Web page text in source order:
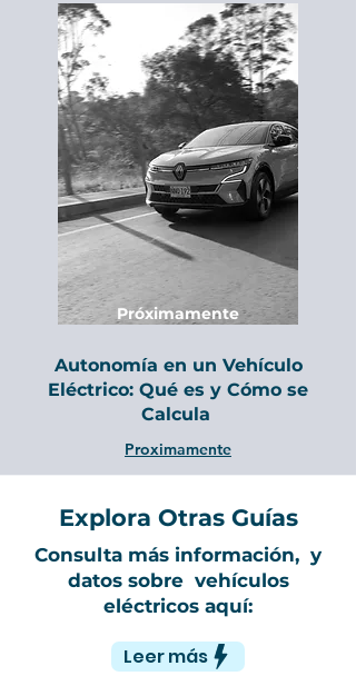
Próximamente
Autonomía en un Vehículo
Eléctrico: Qué es y Cómo se
Calcula
Proximamente
Explora Otras Guías
Consulta más información, y
datos sobre vehículos
eléctricos aquí:
Leer más